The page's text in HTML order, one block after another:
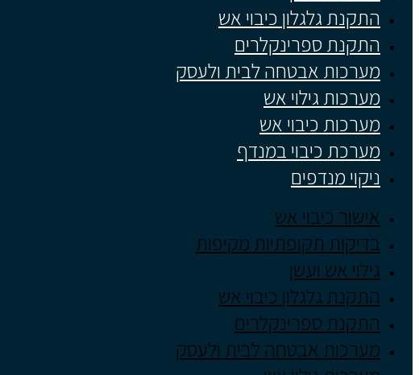
התקנת גלגלון כיבוי אש
התקנת ספרינקלרים
מערכות אבטחה לבית ולעסק
מערכות גילוי אש
מערכות כיבוי אש
מערכת כיבוי במנדף
ניקוי מנדפים
אישור כיבוי אש
בדיקות תקופתיות מקיפות
גילוי אש ועשן
התקנת גלגלון כיבוי אש
התקנת ספרינקלרים
מערכות אבטחה לבית ולעסק